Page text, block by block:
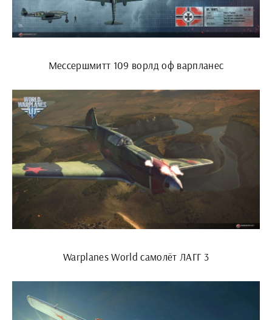
Мессершмитт 109 ворлд оф варпланес
Warplanes World самолёт ЛАГГ 3